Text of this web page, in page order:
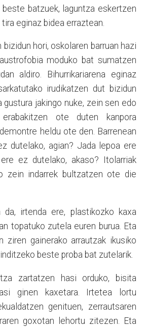
beste batzuek, laguntza eskertzen
eginaz bidea erraztean.
hori, oskolaren barruan hazi
moduko bat sumatzen
aldiro. Bihurrikariarena eginaz
irudikatzen dut bizidun
gustura jakingo nuke, zein sen edo
ote duten kanpora
heldu ote den. Barrenean
dutelako, agian? Jada lepoa ere
ez dutelako, akaso? Itolarriak
zein indarrek bultzatzen ote die
da, irtenda ere, plastikozko kaxa
topatuko zutela euren burua. Eta
ziren gainerako arrautzak ikusiko
beste proba bat zutelarik.
zartatzen hasi orduko, bisita
ginen kaxetara. Irtetea lortu
genituen, zerrautsaren
goxotan lehortu zitezen. Eta